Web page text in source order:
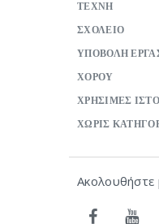
ΤΕΧΝΗ
ΣΧΟΛΕΙΟ
ΥΠΟΒΟΛΗ
ΧΟΡΟΥ
ΧΡΗΣΙΜΕΣ
ΧΩΡΙΣ
Ακολουθήστε